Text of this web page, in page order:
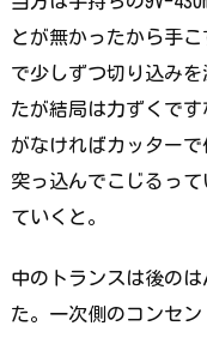
とが無かったから手
で少しずつ切り込み
たが結局は力ずくで
がなければカッター
突っ込んでこじるっ
ていくと。
中のトランスは後の
た。一次側のコンセ